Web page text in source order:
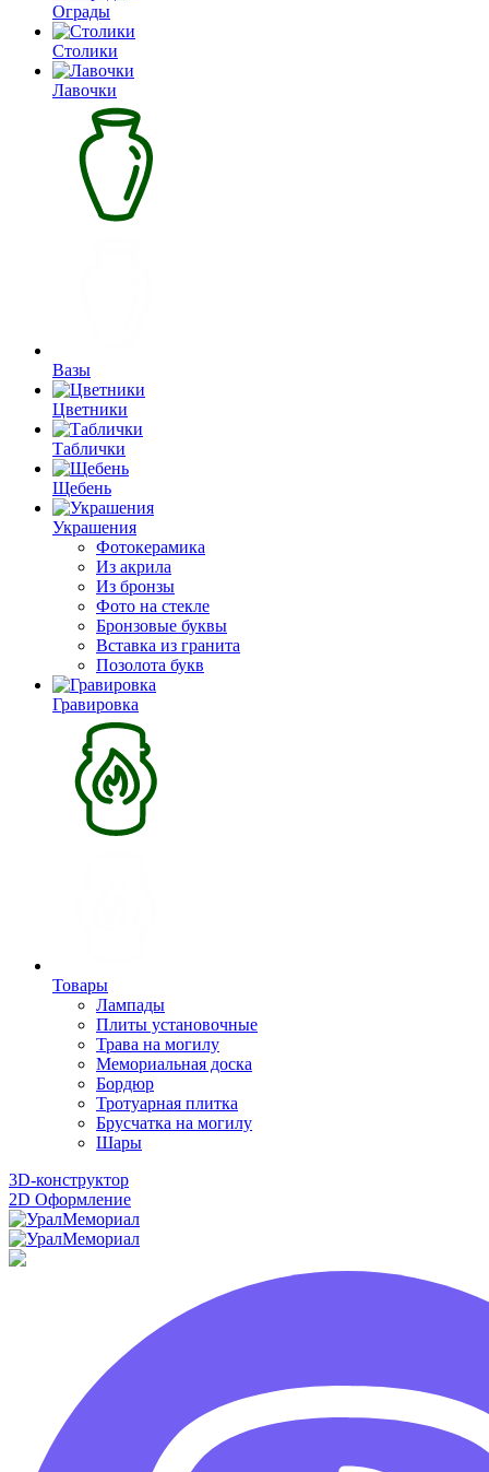
Ограды
Столики
Лавочки
Вазы
Цветники
Таблички
Щебень
Украшения
Фотокерамика
Из акрила
Из бронзы
Фото на стекле
Бронзовые буквы
Вставка из гранита
Позолота букв
Гравировка
Товары
Лампады
Плиты установочные
Трава на могилу
Мемориальная доска
Бордюр
Тротуарная плитка
Брусчатка на могилу
Шары
3D-конструктор
2D Оформление